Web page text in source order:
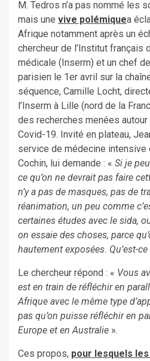
M. Tedros n’a pas nommé les
mais une vive polémiquea
Afrique notamment après un
chercheur de l’Institut français
médicale (Inserm) et un chef
parisien le 1er avril sur la
séquence, Camille Locht,
l’Inserm à Lille (nord de la
des recherches menées autour
Covid-19. Invité en plateau,
service de médecine intensive
Cochin, lui demande : « Si je
ce qu’on ne devrait pas faire
n’y a pas de masques, pas de
réanimation, un peu comme
certaines études avec le sida,
on essaie des choses, parce
hautement exposées. Qu’est-
Le chercheur répond : « Vous
est en train de réfléchir en
Afrique avec le même type
pas qu’on puisse réfléchir en
Europe et en Australie ».
Ces propos, pour lesquels